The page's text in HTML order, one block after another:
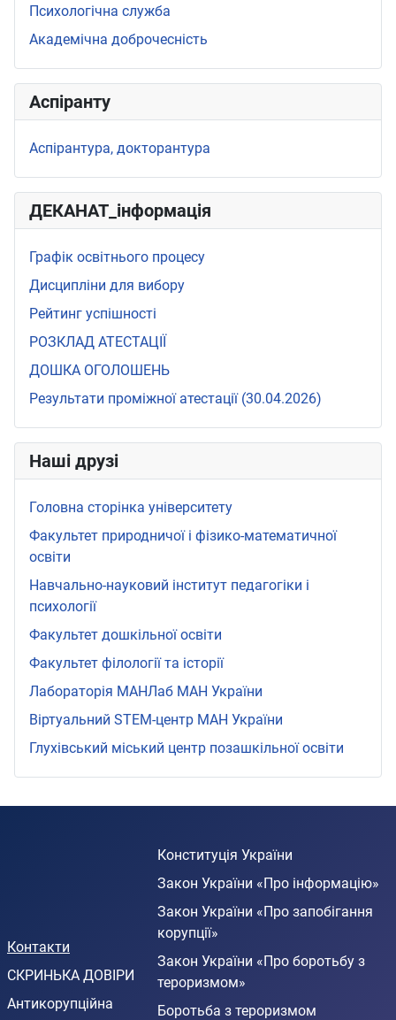
Психологічна служба
Академічна доброчесність
Аспіранту
Аспірантура, докторантура
ДЕКАНАТ_інформація
Графік освітнього процесу
Дисципліни для вибору
Рейтинг успішності
РОЗКЛАД АТЕСТАЦІЇ
ДОШКА ОГОЛОШЕНЬ
Результати проміжної атестації (30.04.2026)
Наші друзі
Головна сторінка університету
Факультет природничої і фізико-математичної
освіти
Навчально-науковий інститут педагогіки і
психології
Факультет дошкільної освіти
Факультет філології та історії
Лабораторія МАНЛаб МАН України
Віртуальний STEМ-центр МАН України
Глухівський міський центр позашкільної освіти
Контакти
СКРИНЬКА ДОВІРИ
Антикорупційна
Конституція України
Закон України «Про інформацію»
Закон України «Про запобігання
корупції»
Закон України «Про боротьбу з
тероризмом»
Боротьба з тероризмом